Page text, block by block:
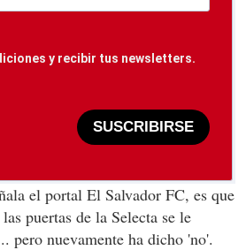
y recibir tus newsletters.
SUSCRIBIRSE
el portal El Salvador FC, es que
puertas de la Selecta se le
pero nuevamente ha dicho 'no'.